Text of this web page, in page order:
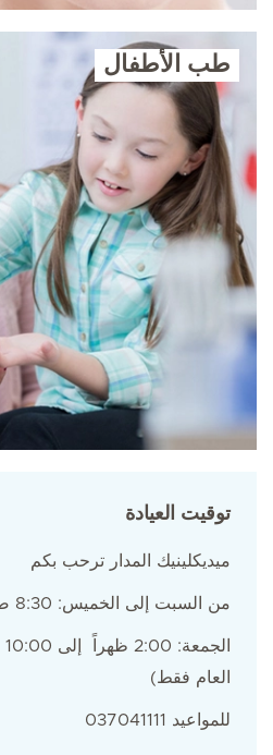
طب الأطفال
توقيت العيادة
ميديكلينيك المدار ترحب بكم
من السبت إلى الخميس: 8:30 صباحاً – 9:30 مساءً
العام فقط)
للمواعيد 037041111